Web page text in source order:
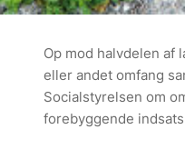
Op mod halvdelen af
eller andet omfang
Socialstyrelsen om
forebyggende